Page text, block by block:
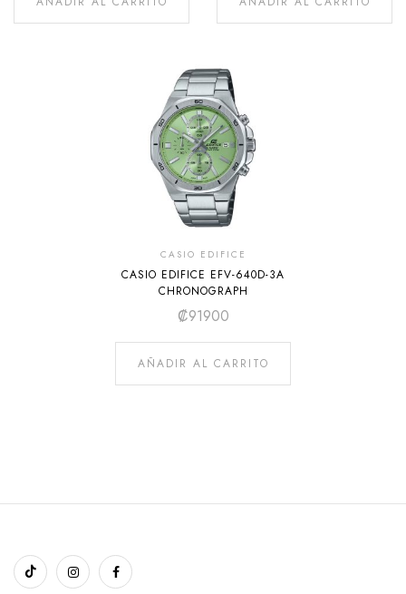
CASIO EDIFICE
CASIO EDIFICE EFV-640D-3A
CHRONOGRAPH
₡91900
AÑADIR AL CARRITO